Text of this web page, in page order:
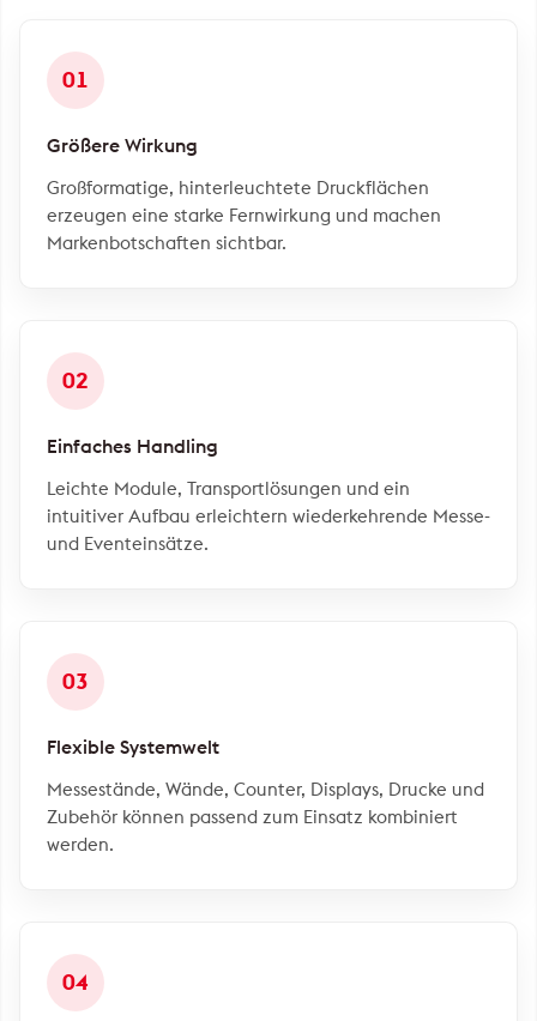
01
Größere Wirkung
Großformatige, hinterleuchtete Druckflächen
erzeugen eine starke Fernwirkung und machen
Markenbotschaften sichtbar.
02
Einfaches Handling
Leichte Module, Transportlösungen und ein
intuitiver Aufbau erleichtern wiederkehrende Messe-
und Eventeinsätze.
03
Flexible Systemwelt
Messestände, Wände, Counter, Displays, Drucke und
Zubehör können passend zum Einsatz kombiniert
werden.
04